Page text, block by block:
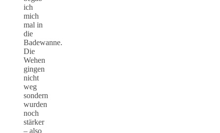
ich
mich
mal in
die
Badewanne.
Die
Wehen
gingen
nicht
weg
sondern
wurden
noch
stärker
– also